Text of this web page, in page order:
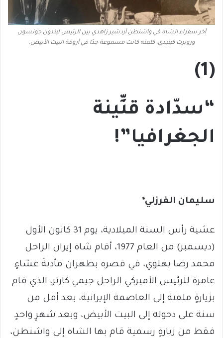
آخر سفراء الشاه في واشنطن أردشير زاهدي بين الرئيس ليندون جونسون
وروبرت كينيدي: كلمته كانت مسموعة جدًا في أروقة البيت الأبيض.
(1)
“سدّادة قنِّينة
الجغرافيا”!
سليمان الفرزلي*
عشية رأس السنة الميلادية، يوم 31 كانون الأول
(ديسمبر) من العام 1977، أقام شاه إيران الراحل
محمد رضا بهلوي، في قصره بطهران مأدبةَ عشاءٍ
عامرة للرئيس الأميركي الراحل جيمي كارتر، الذي قام
بزيارةٍ ملفتة إلى العاصمة الإيرانية، بعد أقل من
سنة على دخوله إلى البيت الأبيض، وبعد شهرٍ واحدٍ
فقط من زيارةٍ رسمية قام بها الشاه إلى واشنطن،